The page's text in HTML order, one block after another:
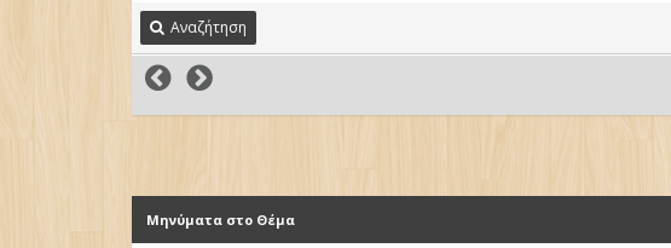
Αναζήτηση
Μηνύματα στο Θέμα